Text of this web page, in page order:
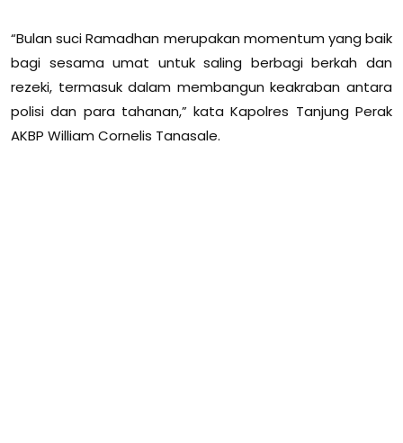
“Bulan suci Ramadhan merupakan momentum yang baik
bagi sesama umat untuk saling berbagi berkah dan
rezeki, termasuk dalam membangun keakraban antara
polisi dan para tahanan,” kata Kapolres Tanjung Perak
AKBP William Cornelis Tanasale.